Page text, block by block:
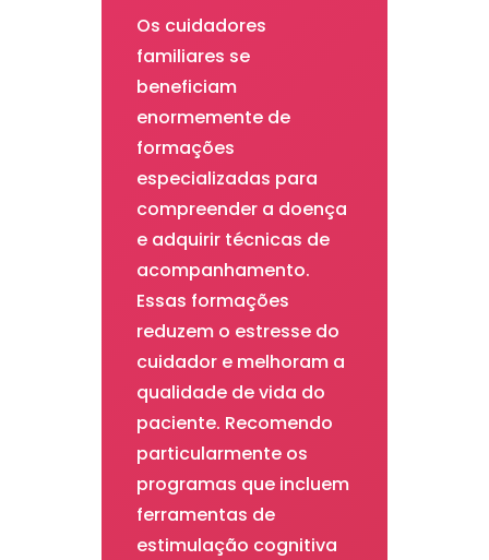
Os cuidadores
familiares se
beneficiam
enormemente de
formações
especializadas para
compreender a doença
e adquirir técnicas de
acompanhamento.
Essas formações
reduzem o estresse do
cuidador e melhoram a
qualidade de vida do
paciente. Recomendo
particularmente os
programas que incluem
ferramentas de
estimulação cognitiva